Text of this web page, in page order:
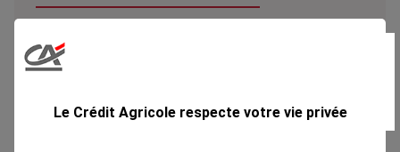
Le Crédit Agricole respecte votre vie privée